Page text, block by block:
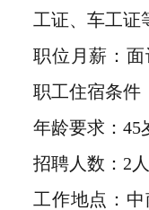
工证、车工证
职位月薪：
职工住宿条件
年龄要求：45
招聘人数：2人
工作地点：